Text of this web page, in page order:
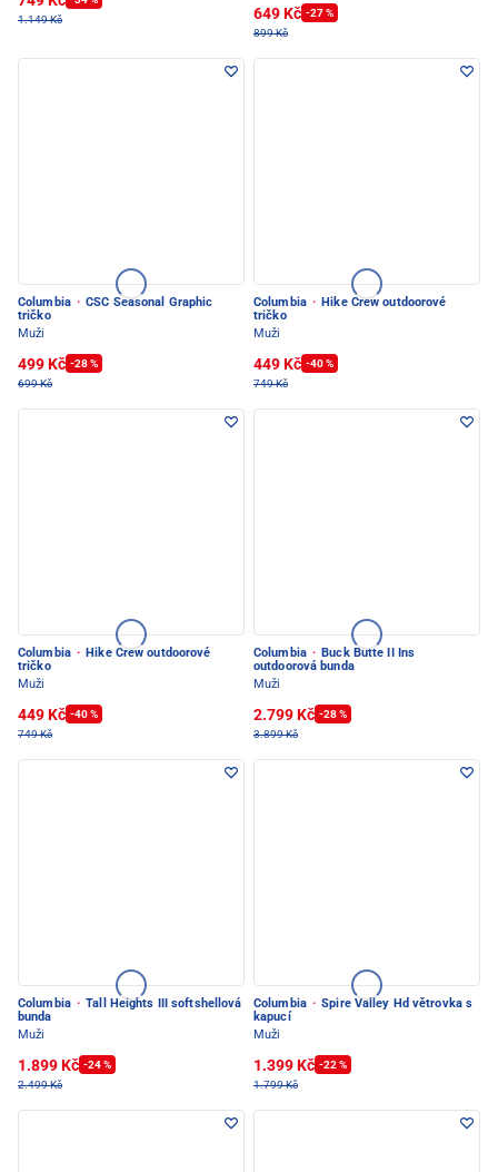
1.149 Kč
649 Kč -27 %
899 Kč
Columbia · CSC Seasonal Graphic
tričko
Muži
499 Kč -28 %
699 Kč
Columbia · Hike Crew outdoorové
tričko
Muži
449 Kč -40 %
749 Kč
Columbia · Hike Crew outdoorové
tričko
Muži
449 Kč -40 %
749 Kč
Columbia · Buck Butte II Ins
outdoorová bunda
Muži
2.799 Kč -28 %
3.899 Kč
Columbia · Tall Heights III softshellová
bunda
Muži
1.899 Kč -24 %
2.499 Kč
Columbia · Spire Valley Hd větrovka s
kapucí
Muži
1.399 Kč -22 %
1.799 Kč